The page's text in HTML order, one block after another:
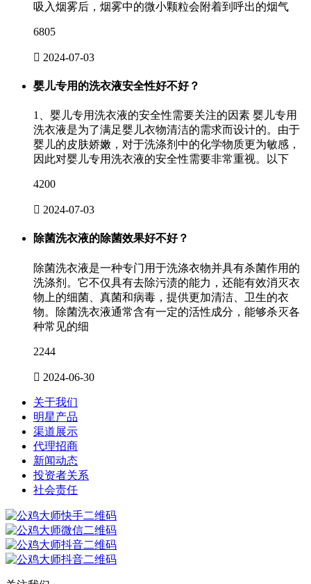
吸入烟雾后，烟雾中的微小颗粒会附着到呼出的烟气
6805
 2024-07-03
婴儿专用的洗衣液安全性好不好？
1、婴儿专用洗衣液的安全性需要关注的因素 婴儿专用
洗衣液是为了满足婴儿衣物清洁的需求而设计的。由于
婴儿的皮肤娇嫩，对于洗涤剂中的化学物质更为敏感，
因此对婴儿专用洗衣液的安全性需要非常重视。以下
4200
 2024-07-03
除菌洗衣液的除菌效果好不好？
除菌洗衣液是一种专门用于洗涤衣物并具有杀菌作用的
洗涤剂。它不仅具有去除污渍的能力，还能有效消灭衣
物上的细菌、真菌和病毒，提供更加清洁、卫生的衣
物。除菌洗衣液通常含有一定的活性成分，能够杀灭各
种常见的细
2244
 2024-06-30
关于我们
明星产品
渠道展示
代理招商
新闻动态
投资者关系
社会责任